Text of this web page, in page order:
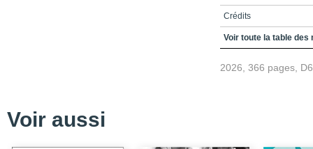
Crédits
Préface
Liste des sigles et des
Voir toute la table des
2026, 366 pages,
Voir aussi